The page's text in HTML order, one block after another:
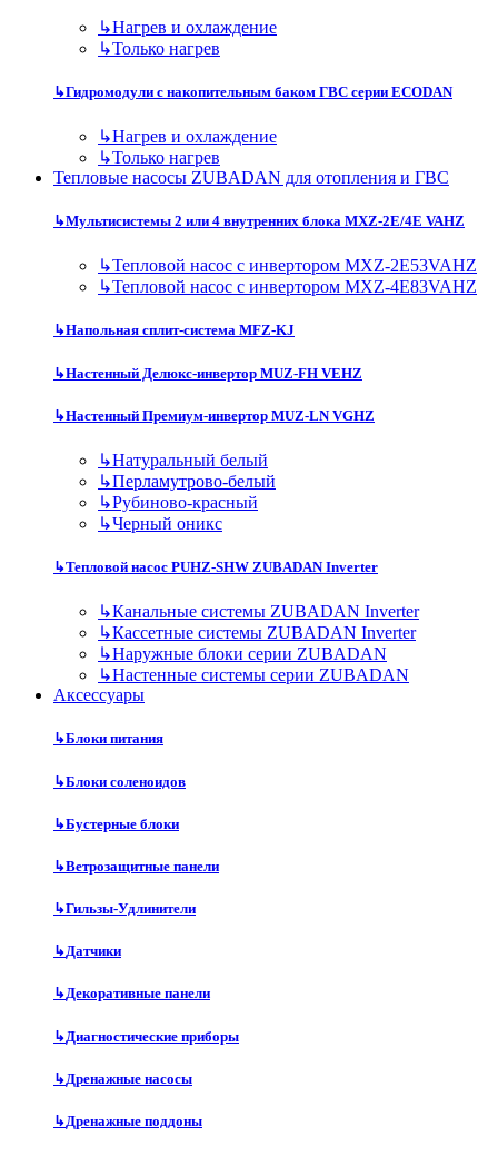
↳Нагрев и охлаждение
↳Только нагрев
↳Гидромодули с накопительным баком ГВС серии ECODAN
↳Нагрев и охлаждение
↳Только нагрев
Тепловые насосы ZUBADAN для отопления и ГВС
↳Мультисистемы 2 или 4 внутренних блока MXZ-2E/4E VAHZ
↳Тепловой насос с инвертором MXZ-2E53VAHZ
↳Тепловой насос с инвертором MXZ-4E83VAHZ
↳Напольная сплит-система MFZ-KJ
↳Настенный Делюкс-инвертор MUZ-FH VEHZ
↳Настенный Премиум-инвертор MUZ-LN VGHZ
↳Натуральный белый
↳Перламутрово-белый
↳Рубиново-красный
↳Черный оникс
↳Тепловой насос PUHZ-SHW ZUBADAN Inverter
↳Канальные системы ZUBADAN Inverter
↳Кассетные системы ZUBADAN Inverter
↳Наружные блоки серии ZUBADAN
↳Настенные системы серии ZUBADAN
Аксесcуары
↳Блоки питания
↳Блоки соленоидов
↳Бустерные блоки
↳Ветрозащитные панели
↳Гильзы-Удлинители
↳Датчики
↳Декоративные панели
↳Диагностические приборы
↳Дренажные насосы
↳Дренажные поддоны